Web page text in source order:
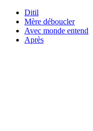
Ditil
Mère déboucler
Avec monde entend
Après